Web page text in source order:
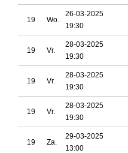
19 Wo.
26-03-2025
19:30
19 Vr.
28-03-2025
19:30
19 Vr.
28-03-2025
19:30
19 Vr.
28-03-2025
19:30
19 Za.
29-03-2025
13:00